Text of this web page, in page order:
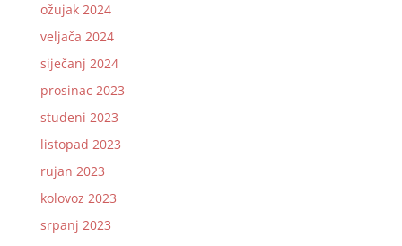
ožujak 2024
veljača 2024
siječanj 2024
prosinac 2023
studeni 2023
listopad 2023
rujan 2023
kolovoz 2023
srpanj 2023